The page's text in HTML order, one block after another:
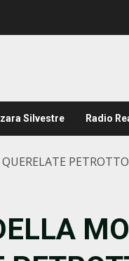
Silvestre Radio
PETROTTO